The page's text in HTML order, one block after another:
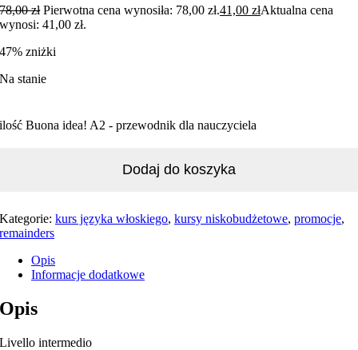
78,00zł Pierwotna cena wynosiła: 78,00 zł.41,00złAktualna cena
wynosi: 41,00 zł.
47% zniżki
Na stanie
ilość Buona idea! A2 - przewodnik dla nauczyciela
Dodaj do koszyka
Kategorie:kurs języka włoskiego,kursy niskobudżetowe,promocje,
remainders
Opis
Informacje dodatkowe
Opis
Livello intermedio